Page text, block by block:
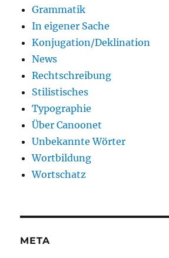
Grammatik
In eigener Sache
Konjugation/Deklination
News
Rechtschreibung
Stilistisches
Typographie
Über Canoonet
Unbekannte Wörter
Wortbildung
Wortschatz
META